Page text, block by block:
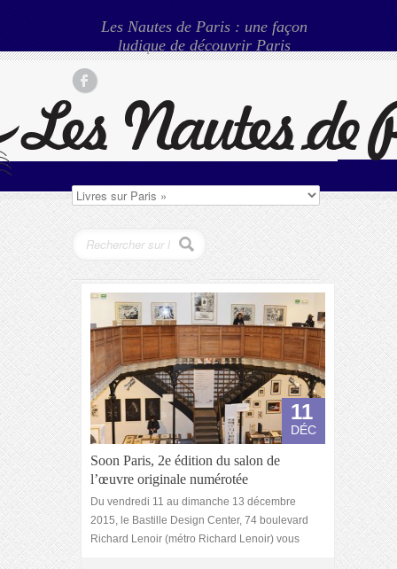
Les Nautes de Paris : une façon
ludique de découvrir Paris
11
DÉC
Soon Paris, 2e édition du salon de
l’œuvre originale numérotée
Du vendredi 11 au dimanche 13 décembre
2015, le Bastille Design Center, 74 boulevard
Richard Lenoir (métro Richard Lenoir) vous